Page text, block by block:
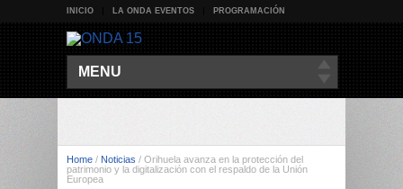
INICIO LA ONDA EVENTOS PROGRAMACIÓN
MENU
Home / Noticias / Orihuela avanza en la protección del
patrimonio y la digitalización con el respaldo de la Unión
Europea